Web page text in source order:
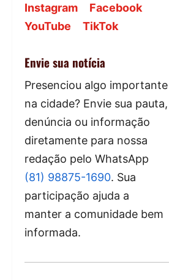
Instagram
Facebook
YouTube
TikTok
Envie sua notícia
Presenciou algo importante
na cidade? Envie sua pauta,
denúncia ou informação
diretamente para nossa
redação pelo WhatsApp
(81) 98875-1690. Sua
participação ajuda a
manter a comunidade bem
informada.